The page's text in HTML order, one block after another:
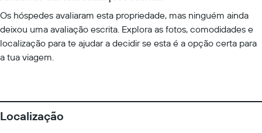
Os hóspedes avaliaram esta propriedade, mas ninguém ainda
deixou uma avaliação escrita. Explora as fotos, comodidades e
localização para te ajudar a decidir se esta é a opção certa para
a tua viagem.
Localização